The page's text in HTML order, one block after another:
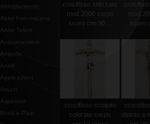
Abbigliamento
Abito francescano
Abito Talare
Acquasantiere
Ampolle
Anelli
Applicazioni
Arazzi
Aspersori
Bordi e Pizzi
crocifisso stilizzato
mod.2000 corpo
scuro cm.30 ...
scuro
crocifisso scolpito
colorato corpo
dipinto a